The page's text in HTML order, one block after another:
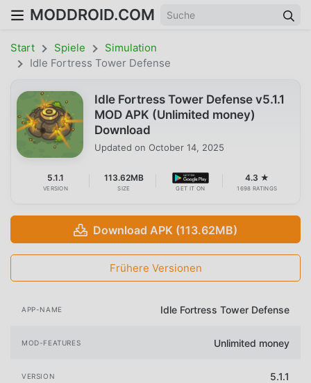
MODDROID.COM
Start Spiele
Simulation
Idle Fortress Tower Defense
Idle Fortress Tower Defense v5.1.1
MOD APK (Unlimited money)
Download
Updated on October 14, 2025
5.1.1
VERSION
113.62MB
SIZE GET IT ON
4.3 ★
1698 RATINGS
Download APK (113.62MB)
Frühere Versionen
APP-NAME Idle Fortress Tower Defense
MOD-FEATURES Unlimited money
VERSION 5.1.1